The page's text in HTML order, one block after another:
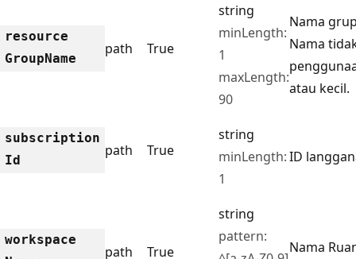
resource
GroupName
path True
string
minLength:
1
maxLength:
90
Nama
Nama
atau kecil.
subscription
Id
path True
string
minLength:
1
ID
workspace
path True
string
pattern:
Nama